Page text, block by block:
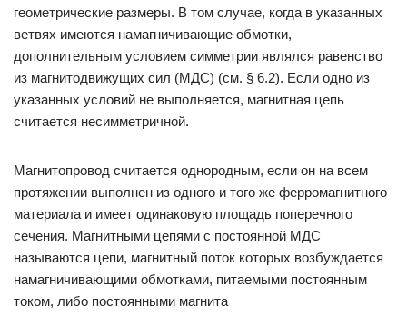
геометрические размеры. В том случае, когда в указанных
ветвях имеются намагничивающие обмотки,
дополнительным условием симметрии являлся равенство
из магнитодвижущих сил (МДС) (см. § 6.2). Если одно из
указанных условий не выполняется, магнитная цепь
считается несимметричной.
Магнитопровод считается однородным, если он на всем
протяжении выполнен из одного и того же ферромагнитного
материала и имеет одинаковую площадь поперечного
сечения. Магнитными цепями с постоянной МДС
называются цепи, магнитный поток которых возбуждается
намагничивающими обмотками, питаемыми постоянным
током, либо постоянными магнита